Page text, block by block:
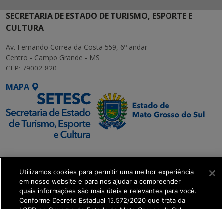
SECRETARIA DE ESTADO DE TURISMO, ESPORTE E
CULTURA
Av. Fernando Correa da Costa 559, 6º andar
Centro - Campo Grande - MS
CEP: 79002-820
MAPA
Executiva de
Transformação Digital
get_footer();
Utilizamos cookies para permitir uma melhor experiência
em nosso website e para nos ajudar a compreender
quais informações são mais úteis e relevantes para você.
Conforme Decreto Estadual 15.572/2020 que trata da